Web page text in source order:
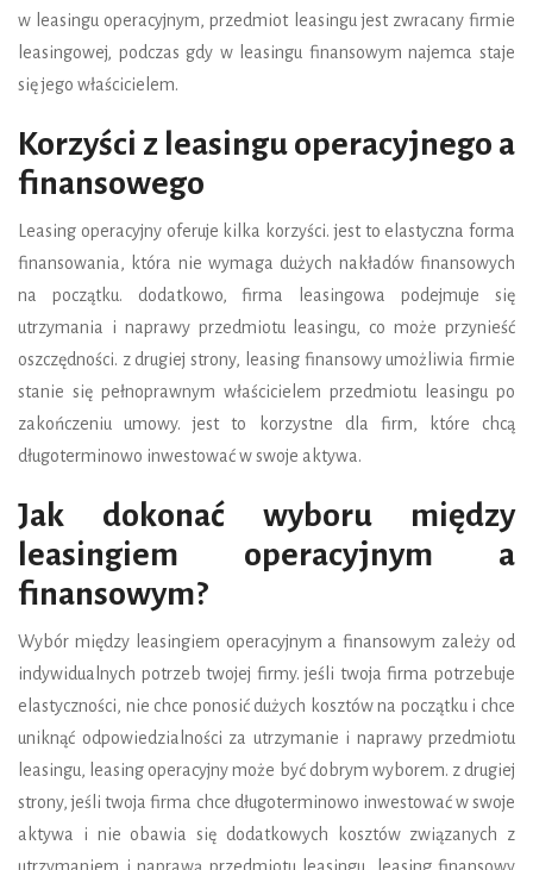
w leasingu operacyjnym, przedmiot leasingu jest zwracany firmie
leasingowej, podczas gdy w leasingu finansowym najemca staje
się jego właścicielem.
Korzyści z leasingu operacyjnego a
finansowego
Leasing operacyjny oferuje kilka korzyści. jest to elastyczna forma
finansowania, która nie wymaga dużych nakładów finansowych
na początku. dodatkowo, firma leasingowa podejmuje się
utrzymania i naprawy przedmiotu leasingu, co może przynieść
oszczędności. z drugiej strony, leasing finansowy umożliwia firmie
stanie się pełnoprawnym właścicielem przedmiotu leasingu po
zakończeniu umowy. jest to korzystne dla firm, które chcą
długoterminowo inwestować w swoje aktywa.
Jak dokonać wyboru między
leasingiem operacyjnym a
finansowym?
Wybór między leasingiem operacyjnym a finansowym zależy od
indywidualnych potrzeb twojej firmy. jeśli twoja firma potrzebuje
elastyczności, nie chce ponosić dużych kosztów na początku i chce
uniknąć odpowiedzialności za utrzymanie i naprawy przedmiotu
leasingu, leasing operacyjny może być dobrym wyborem. z drugiej
strony, jeśli twoja firma chce długoterminowo inwestować w swoje
aktywa i nie obawia się dodatkowych kosztów związanych z